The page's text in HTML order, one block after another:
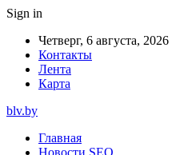
Sign in
Четверг, 6 августа, 2026
Контакты
Лента
Карта
blv.by
Главная
Новости SEO